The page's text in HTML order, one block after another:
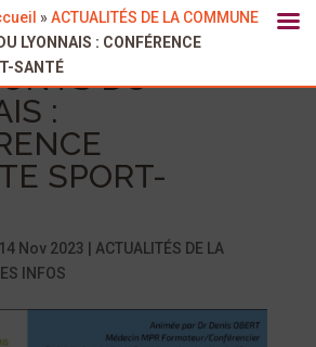
»ACTUALITÉS DE LA COMMUNE
LYONNAIS : CONFÉRENCE
SANTÉ
DU
:
SPORT-
14 Nov 2023
ACTUALITÉS DE LA
INFOS